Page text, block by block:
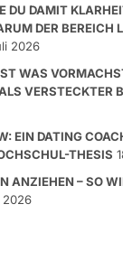
DER BEREICH
2026
WAS
VERSTECKTER
EIN DATING
THESIS
ANZIEHEN – SO
2026